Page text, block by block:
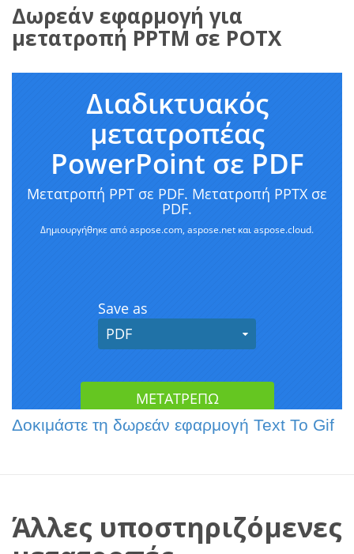
Δωρεάν εφαρμογή για
μετατροπή PPTM σε POTX
Δοκιμάστε τη δωρεάν εφαρμογή Text To Gif
Άλλες υποστηριζόμενες